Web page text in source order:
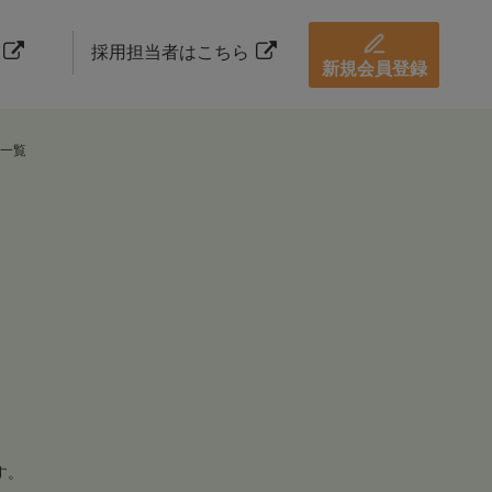
採用担当者はこちら
新規会員登録
覧